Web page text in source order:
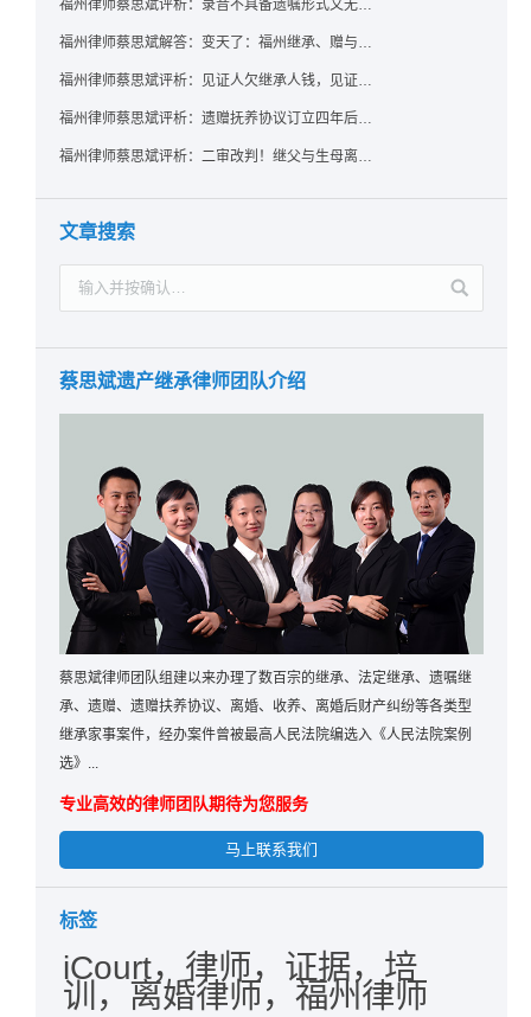
福州律师蔡思斌评析：录音不具备遗嘱形式又无法证明赠与意愿——法院：按法定继承处理
福州律师蔡思斌解答：变天了：福州继承、赠与房产转让要收20%个税？福州国税官方回复来了！
福州律师蔡思斌评析：见证人欠继承人钱，见证遗嘱还有效吗？
福州律师蔡思斌评析：遗赠抚养协议订立四年后丧失民事行为能力，协议有效吗？
福州律师蔡思斌评析：二审改判！继父与生母离婚后，曾受其抚养的继子女是否仍享有继承权？
文章搜索
蔡思斌遗产继承律师团队介绍
蔡思斌律师团队组建以来办理了数百宗的继承、法定继承、遗嘱继
承、遗赠、遗赠扶养协议、离婚、收养、离婚后财产纠纷等各类型
继承家事案件，经办案件曾被最高人民法院编选入《人民法院案例
选》...
专业高效的律师团队期待为您服务
马上联系我们
标签
iCourt，律师，证据，培
训，离婚律师，福州律师